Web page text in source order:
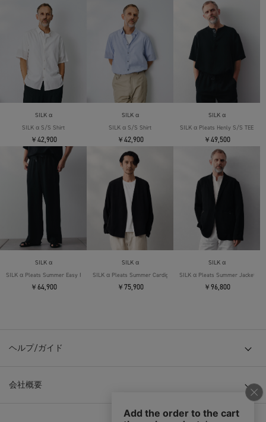
SILK α
SILK α S/S Shirt
￥42,900
SILK α
SILK α S/S Shirt
￥42,900
SILK α
SILK α Pleats Henly S/S TEE
￥49,500
SILK α
SILK α Pleats Summer Easy Pants
￥64,900
SILK α
SILK α Pleats Summer Cardigan
￥75,900
SILK α
SILK α Pleats Summer Jacket
￥96,800
ヘルプ/ガイド
会社概要